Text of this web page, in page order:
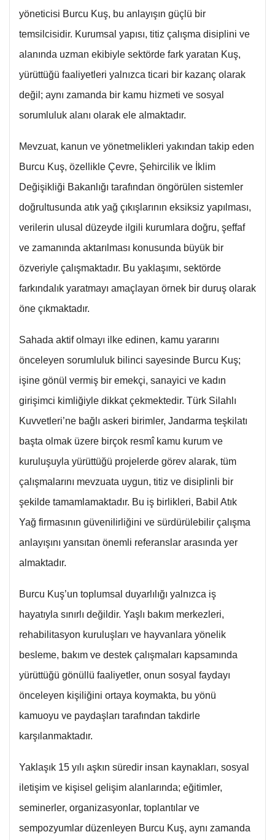
yöneticisi Burcu Kuş, bu anlayışın güçlü bir
temsilcisidir. Kurumsal yapısı, titiz çalışma disiplini ve
alanında uzman ekibiyle sektörde fark yaratan Kuş,
yürüttüğü faaliyetleri yalnızca ticari bir kazanç olarak
değil; aynı zamanda bir kamu hizmeti ve sosyal
sorumluluk alanı olarak ele almaktadır.
Mevzuat, kanun ve yönetmelikleri yakından takip eden
Burcu Kuş, özellikle Çevre, Şehircilik ve İklim
Değişikliği Bakanlığı tarafından öngörülen sistemler
doğrultusunda atık yağ çıkışlarının eksiksiz yapılması,
verilerin ulusal düzeyde ilgili kurumlara doğru, şeffaf
ve zamanında aktarılması konusunda büyük bir
özveriyle çalışmaktadır. Bu yaklaşımı, sektörde
farkındalık yaratmayı amaçlayan örnek bir duruş olarak
öne çıkmaktadır.
Sahada aktif olmayı ilke edinen, kamu yararını
önceleyen sorumluluk bilinci sayesinde Burcu Kuş;
işine gönül vermiş bir emekçi, sanayici ve kadın
girişimci kimliğiyle dikkat çekmektedir. Türk Silahlı
Kuvvetleri’ne bağlı askeri birimler, Jandarma teşkilatı
başta olmak üzere birçok resmî kamu kurum ve
kuruluşuyla yürüttüğü projelerde görev alarak, tüm
çalışmalarını mevzuata uygun, titiz ve disiplinli bir
şekilde tamamlamaktadır. Bu iş birlikleri, Babil Atık
Yağ firmasının güvenilirliğini ve sürdürülebilir çalışma
anlayışını yansıtan önemli referanslar arasında yer
almaktadır.
Burcu Kuş’un toplumsal duyarlılığı yalnızca iş
hayatıyla sınırlı değildir. Yaşlı bakım merkezleri,
rehabilitasyon kuruluşları ve hayvanlara yönelik
besleme, bakım ve destek çalışmaları kapsamında
yürüttüğü gönüllü faaliyetler, onun sosyal faydayı
önceleyen kişiliğini ortaya koymakta, bu yönü
kamuoyu ve paydaşları tarafından takdirle
karşılanmaktadır.
Yaklaşık 15 yılı aşkın süredir insan kaynakları, sosyal
iletişim ve kişisel gelişim alanlarında; eğitimler,
seminerler, organizasyonlar, toplantılar ve
sempozyumlar düzenleyen Burcu Kuş, aynı zamanda